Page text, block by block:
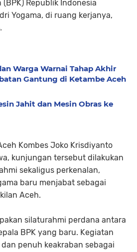
Republik Indonesia
Yogama, di ruang kerjanya,
Warga Warnai Tahap Akhir
Gantung di Ketambe Aceh
Jahit dan Mesin Obras ke
Kombes Joko Krisdiyanto
kunjungan tersebut dilakukan
sekaligus perkenalan,
baru menjabat sebagai
Aceh.
silaturahmi perdana antara
BPK yang baru. Kegiatan
penuh keakraban sebagai